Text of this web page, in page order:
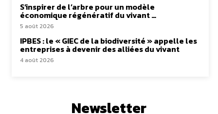
S’inspirer de l’arbre pour un modèle
économique régénératif du vivant …
5 août 2026
IPBES : le « GIEC de la biodiversité » appelle les
entreprises à devenir des alliées du vivant
4 août 2026
Newsletter